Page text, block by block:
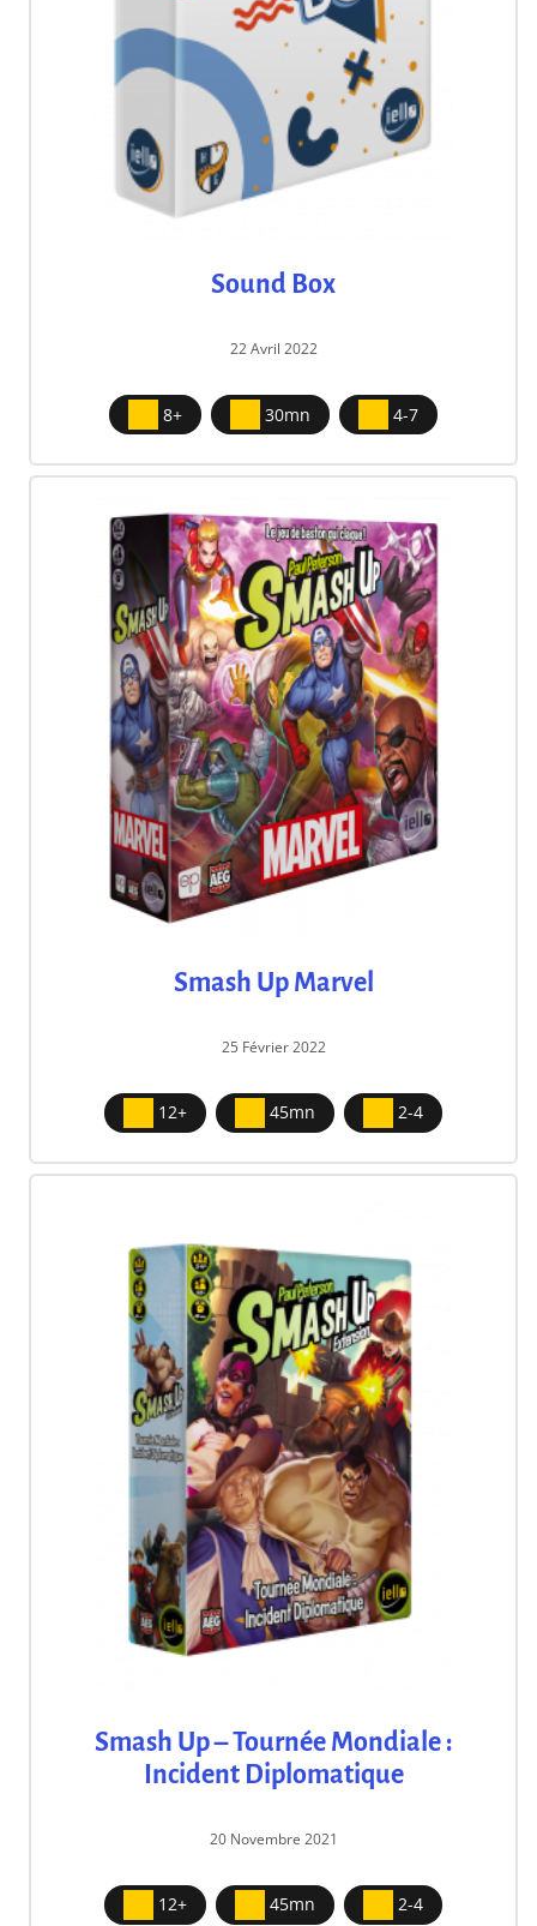
Sound Box
22 Avril 2022
8+ 30mn 4-7
Smash Up Marvel
25 Février 2022
12+ 45mn 2-4
Smash Up – Tournée Mondiale :
Incident Diplomatique
20 Novembre 2021
12+ 45mn 2-4